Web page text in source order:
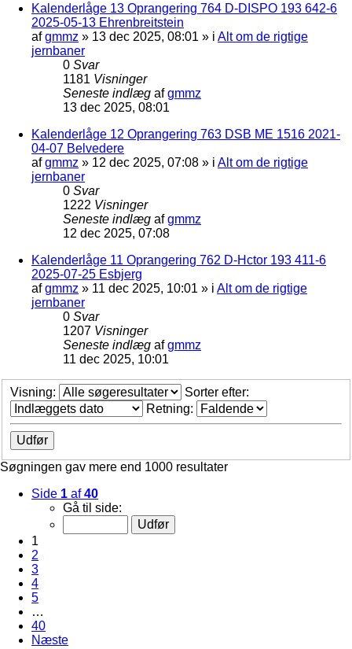
Kalenderlåge 13 Oprangering 764 D-DISPO 193 642-6
2025-05-13 Ehrenbreitstein
afgmmz » 13 dec 2025, 08:01 » i Alt om de rigtige
jernbaner
0 Svar
1181 Visninger
Seneste indlæg afgmmz
13 dec 2025, 08:01
Kalenderlåge 12 Oprangering 763 DSB ME 1516 2021-
04-07 Belvedere
afgmmz » 12 dec 2025, 07:08 » i Alt om de rigtige
jernbaner
0 Svar
1222 Visninger
Seneste indlæg afgmmz
12 dec 2025, 07:08
Kalenderlåge 11 Oprangering 762 D-Hctor 193 411-6
2025-07-25 Esbjerg
afgmmz » 11 dec 2025, 10:01 » i Alt om de rigtige
jernbaner
0 Svar
1207 Visninger
Seneste indlæg afgmmz
11 dec 2025, 10:01
Visning:
Sorter efter:
Retning:
Søgningen gav mere end 1000 resultater
Side 1 af40
Gå til side:
1
2
3
4
5
…
40
Næste